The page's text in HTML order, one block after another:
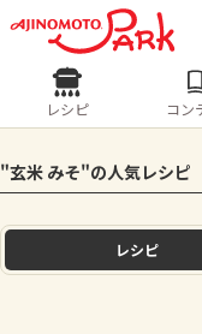
ログイ
ログイン
ホーム
レシピ
人気の食材・レ
きゅうり
レシピ コン
"玄米 みそ"の人気レシピ
レシピ